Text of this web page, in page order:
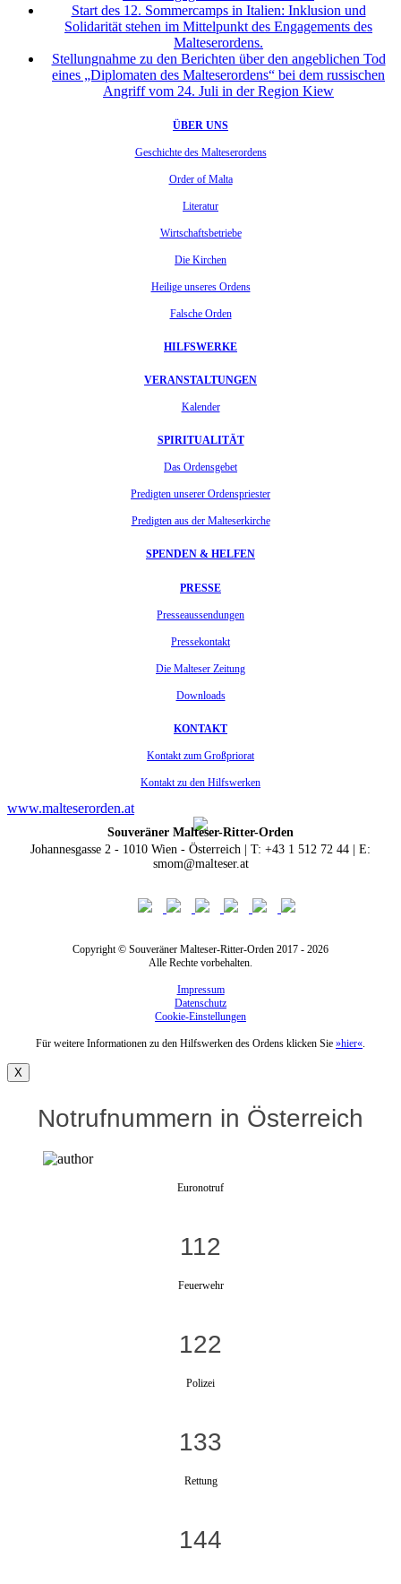
Start des 12. Sommercamps in Italien: Inklusion und
Solidarität stehen im Mittelpunkt des Engagements des
Malteserordens.
Stellungnahme zu den Berichten über den angeblichen Tod
eines „Diplomaten des Malteserordens“ bei dem russischen
Angriff vom 24. Juli in der Region Kiew
ÜBER UNS
Geschichte des Malteserordens
Order of Malta
Literatur
Wirtschaftsbetriebe
Die Kirchen
Heilige unseres Ordens
Falsche Orden
HILFSWERKE
VERANSTALTUNGEN
Kalender
SPIRITUALITÄT
Das Ordensgebet
Predigten unserer Ordenspriester
Predigten aus der Malteserkirche
SPENDEN & HELFEN
PRESSE
Presseaussendungen
Pressekontakt
Die Malteser Zeitung
Downloads
KONTAKT
Kontakt zum Großpriorat
Kontakt zu den Hilfswerken
www.malteserorden.at
Souveräner Malteser-Ritter-Orden
Johannesgasse 2 - 1010 Wien - Österreich | T: +43 1 512 72 44 | E:
smom@malteser.at
Copyright © Souveräner Malteser-Ritter-Orden 2017 - 2026
Alle Rechte vorbehalten.
Impressum
Datenschutz
Cookie-Einstellungen
Für weitere Informationen zu den Hilfswerken des Ordens klicken Sie »hier«.
X
Notrufnummern in Österreich
Euronotruf
112
Feuerwehr
122
Polizei
133
Rettung
144